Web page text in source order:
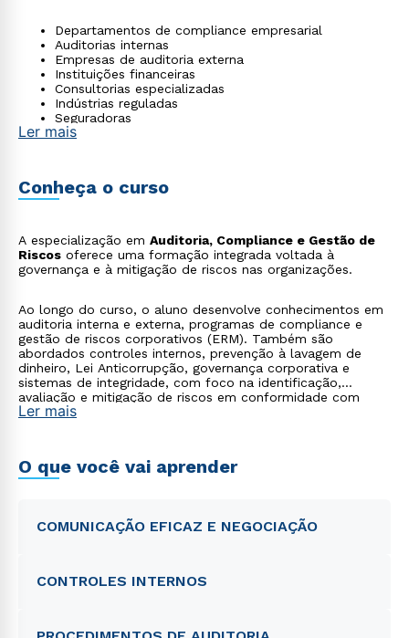
Departamentos de compliance empresarial
Auditorias internas
Empresas de auditoria externa
Instituições financeiras
Consultorias especializadas
Indústrias reguladas
Seguradoras
Setor público com programas de integridade
Ler mais
Conheça o curso
A especialização em Auditoria, Compliance e Gestão de
Riscos oferece uma formação integrada voltada à
governança e à mitigação de riscos nas organizações.
Ao longo do curso, o aluno desenvolve conhecimentos em
auditoria interna e externa, programas de compliance e
gestão de riscos corporativos (ERM). Também são
abordados controles internos, prevenção à lavagem de
dinheiro, Lei Anticorrupção, governança corporativa e
sistemas de integridade, com foco na identificação,
avaliação e mitigação de riscos em conformidade com
regulamentações nacionais e internacionais.
Ler mais
O que você vai aprender
COMUNICAÇÃO EFICAZ E NEGOCIAÇÃO
CONTROLES INTERNOS